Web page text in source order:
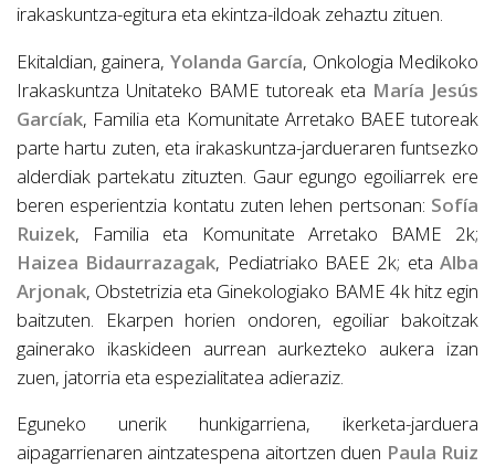
irakaskuntza-egitura eta ekintza-ildoak zehaztu zituen.
Ekitaldian, gainera, Yolanda García, Onkologia Medikoko
Irakaskuntza Unitateko BAME tutoreak eta María Jesús
Garcíak, Familia eta Komunitate Arretako BAEE tutoreak
parte hartu zuten, eta irakaskuntza-jardueraren funtsezko
alderdiak partekatu zituzten. Gaur egungo egoiliarrek ere
beren esperientzia kontatu zuten lehen pertsonan: Sofía
Ruizek, Familia eta Komunitate Arretako BAME 2k;
Haizea Bidaurrazagak, Pediatriako BAEE 2k; etaAlba
Arjonak, Obstetrizia eta Ginekologiako BAME 4k hitz egin
baitzuten. Ekarpen horien ondoren, egoiliar bakoitzak
gainerako ikaskideen aurrean aurkezteko aukera izan
zuen, jatorria eta espezialitatea adieraziz.
Eguneko unerik hunkigarriena, ikerketa-jarduera
aipagarrienaren aintzatespena aitortzen duen Paula Ruiz